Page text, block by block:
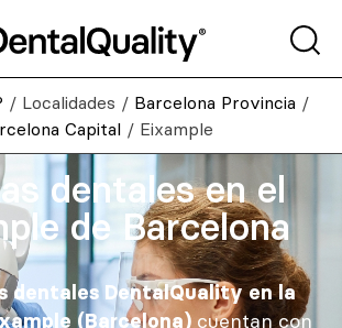
/ Localidades / Barcelona Provincia /
Capital / Eixample
dentales en el
de Barcelona
dentales DentalQuality en la
(Barcelona)cuentan con